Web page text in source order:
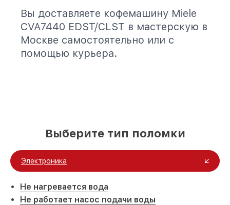
Вы доставляете кофемашину Miele
CVA7440 EDST/CLST в мастерскую в
Москве самостоятельно или с
помощью курьера.
Выберите тип поломки
Электроника
Не нагревается вода
Не работает насос подачи воды